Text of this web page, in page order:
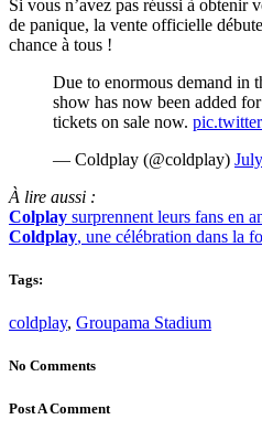
Si vous n’avez pas réussi à obtenir
de panique, la vente officielle
chance à tous !
Due to enormous demand in
show has now been added
tickets on sale now.
— Coldplay (@coldplay)
À lire aussi :
Colplay surprennent leurs fans en
Coldplay, une célébration dans la
Tags:
coldplay, Groupama Stadium
No Comments
Post A Comment